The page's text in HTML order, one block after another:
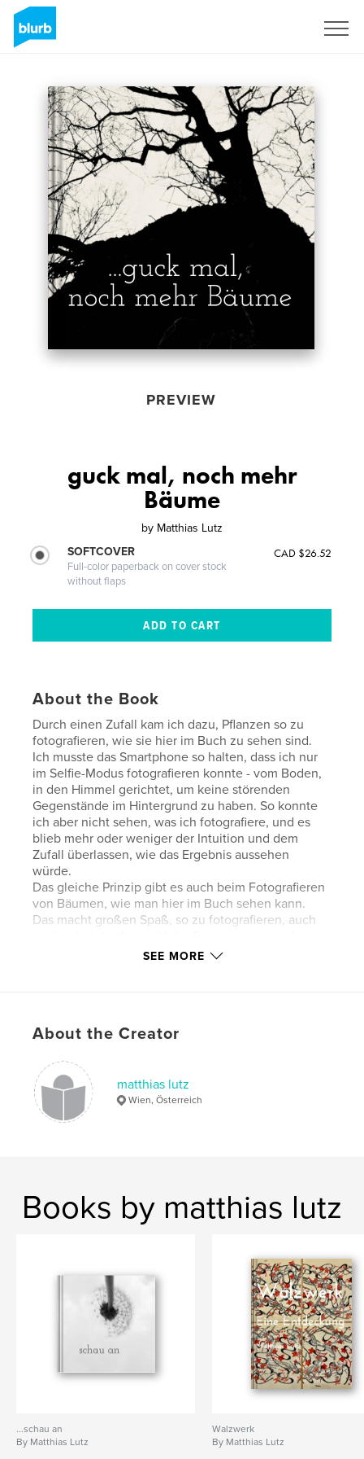
PREVIEW
guck mal, noch mehr
Bäume
by Matthias Lutz
SOFTCOVER
Full-color paperback on cover stock
without flaps
CAD $26.52
About the Book
Durch einen Zufall kam ich dazu, Pflanzen so zu
fotografieren, wie sie hier im Buch zu sehen sind.
Ich musste das Smartphone so halten, dass ich nur
im Selfie-Modus fotografieren konnte - vom Boden,
in den Himmel gerichtet, um keine störenden
Gegenstände im Hintergrund zu haben. So konnte
ich aber nicht sehen, was ich fotografiere, und es
blieb mehr oder weniger der Intuition und dem
Zufall überlassen, wie das Ergebnis aussehen
würde.
Das gleiche Prinzip gibt es auch beim Fotografieren
von Bäumen, wie man hier im Buch sehen kann.
Das macht großen Spaß, so zu fotografieren, auch
Überraschungen gibt
Primary Category: Fine Art Photography
Project Option:
Small Square, 7×7 in, 18×18 cm
# of Pages:
Publish Date:
SEE MORE
About the Creator
matthias lutz
Wien, Österreich
Books by matthias lutz
...schau an
By Matthias Lutz
Walzwerk
By Matthias Lutz